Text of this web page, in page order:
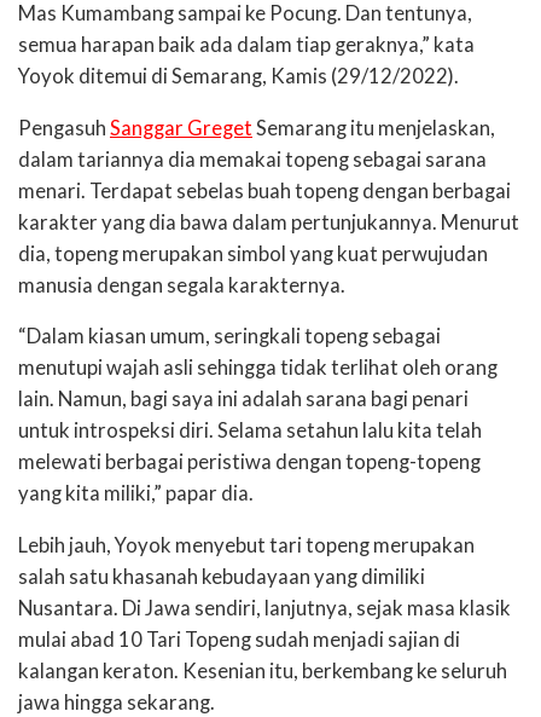
Mas Kumambang sampai ke Pocung. Dan tentunya,
semua harapan baik ada dalam tiap geraknya,” kata
Yoyok ditemui di Semarang, Kamis (29/12/2022).
Pengasuh Sanggar Greget Semarang itu menjelaskan,
dalam tariannya dia memakai topeng sebagai sarana
menari. Terdapat sebelas buah topeng dengan berbagai
karakter yang dia bawa dalam pertunjukannya. Menurut
dia, topeng merupakan simbol yang kuat perwujudan
manusia dengan segala karakternya.
“Dalam kiasan umum, seringkali topeng sebagai
menutupi wajah asli sehingga tidak terlihat oleh orang
lain. Namun, bagi saya ini adalah sarana bagi penari
untuk introspeksi diri. Selama setahun lalu kita telah
melewati berbagai peristiwa dengan topeng-topeng
yang kita miliki,” papar dia.
Lebih jauh, Yoyok menyebut tari topeng merupakan
salah satu khasanah kebudayaan yang dimiliki
Nusantara. Di Jawa sendiri, lanjutnya, sejak masa klasik
mulai abad 10 Tari Topeng sudah menjadi sajian di
kalangan keraton. Kesenian itu, berkembang ke seluruh
jawa hingga sekarang.